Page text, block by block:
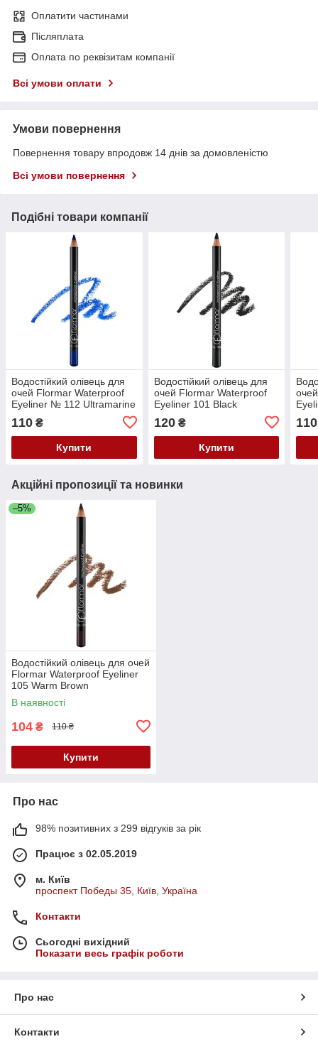
Оплатити частинами
Післяплата
Оплата по реквізитам компанії
Всі умови оплати
Умови повернення
Повернення товару впродовж 14 днів за домовленістю
Всі умови повернення
Подібні товари компанії
Водостійкий олівець для
очей Flormar Waterproof
Eyeliner № 112 Ultramarine
110 ₴
Купити
Водостійкий олівець для
очей Flormar Waterproof
Eyeliner 101 Black
120₴
Купити
110
Акційні пропозиції та новинки
–5%
Водостійкий олівець для очей
Flormar Waterproof Eyeliner
105 Warm Brown
(Коричневий) 1,7 г
В наявності
104 ₴ 110 ₴
Купити
Про нас
98% позитивних з 299 відгуків за рік
Працює з 02.05.2019
м. Київ
проспект Победы 35, Київ, Україна
Контакти
Сьогодні вихідний
Показати весь графік роботи
Про нас
Контакти